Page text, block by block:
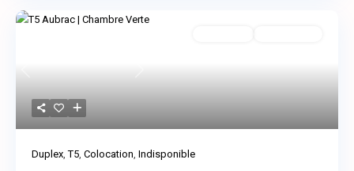
Previous Next
Duplex,T5, Colocation, Indisponible